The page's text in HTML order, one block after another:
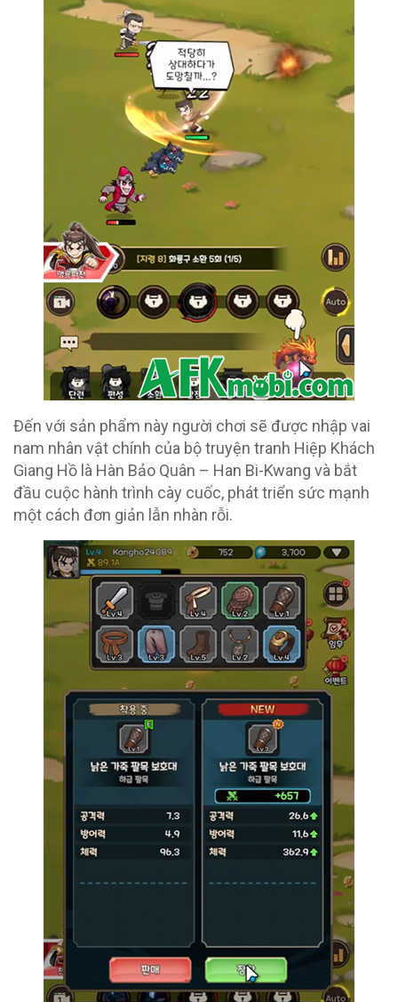
Đến với sản phẩm này người chơi sẽ được nhập vai
nam nhân vật chính của bộ truyện tranh Hiệp Khách
Giang Hồ là Hàn Bảo Quân – Han Bi-Kwang và bắt
đầu cuộc hành trình cày cuốc, phát triển sức mạnh
một cách đơn giản lẫn nhàn rỗi.